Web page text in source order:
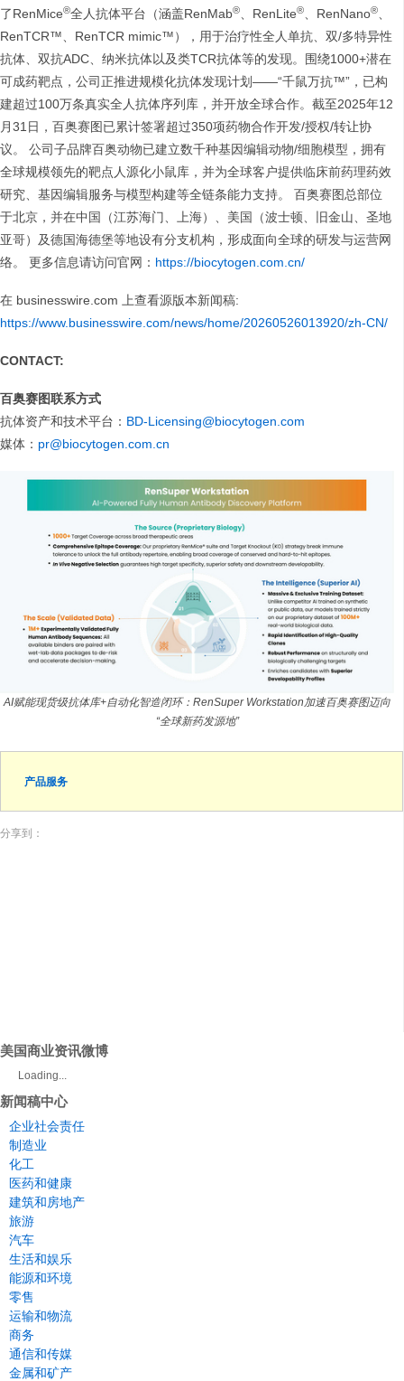
了RenMice®全人抗体平台（涵盖RenMab®、RenLite®、RenNano®、
RenTCR™、RenTCR mimic™），用于治疗性全人单抗、双/多特异性
抗体、双抗ADC、纳米抗体以及类TCR抗体等的发现。围绕1000+潜在
可成药靶点，公司正推进规模化抗体发现计划——“千鼠万抗™”，已构
建超过100万条真实全人抗体序列库，并开放全球合作。截至2025年12
月31日，百奥赛图已累计签署超过350项药物合作开发/授权/转让协
议。 公司子品牌百奥动物已建立数千种基因编辑动物/细胞模型，拥有
全球规模领先的靶点人源化小鼠库，并为全球客户提供临床前药理药效
研究、基因编辑服务与模型构建等全链条能力支持。 百奥赛图总部位
于北京，并在中国（江苏海门、上海）、美国（波士顿、旧金山、圣地
亚哥）及德国海德堡等地设有分支机构，形成面向全球的研发与运营网
络。 更多信息请访问官网： https://biocytogen.com.cn/
在 businesswire.com 上查看源版本新闻稿:
https://www.businesswire.com/news/home/20260526013920/zh-CN/
CONTACT:
百奥赛图联系方式
抗体资产和技术平台： BD-Licensing@biocytogen.com
媒体： pr@biocytogen.com.cn
AI赋能现货级抗体库+自动化智造闭环：RenSuper Workstation加速百奥赛图迈向
“全球新药发源地”
产品服务
分享到：
美国商业资讯微博
Loading...
新闻稿中心
企业社会责任
制造业
化工
医药和健康
建筑和房地产
旅游
汽车
生活和娱乐
能源和环境
零售
运输和物流
商务
通信和传媒
金属和矿产